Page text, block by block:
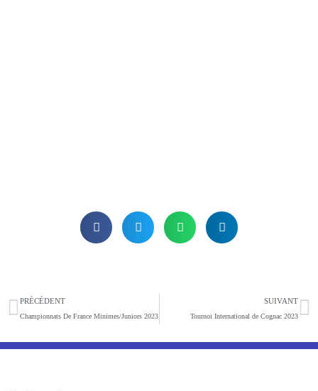
Précédent
PRÉCÉDENT
Championnats De France Minimes/Juniors 2023
SUIVANT
Tournoi International de Cognac 2023